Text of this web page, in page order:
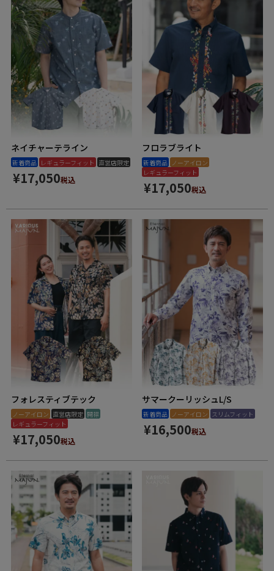
ネイチャーテライン
新着商品 レギュラーフィット 直営店限定
¥17,050税込
フロラブライト
新着商品 ノーアイロン
レギュラーフィット
¥17,050税込
フォレスティブテック
ノーアイロン 直営店限定 開襟
レギュラーフィット
¥17,050税込
サマークーリッシュL/S
新着商品 ノーアイロン スリムフィット
¥16,500税込